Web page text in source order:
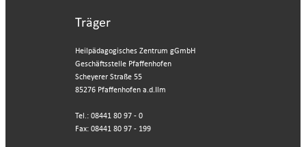
Träger
Heilpädagogisches Zentrum gGmbH
Geschäftsstelle Pfaffenhofen
Scheyerer Straße 55
85276 Pfaffenhofen a.d.Ilm
Tel.: 08441 80 97 - 0
Fax: 08441 80 97 - 199